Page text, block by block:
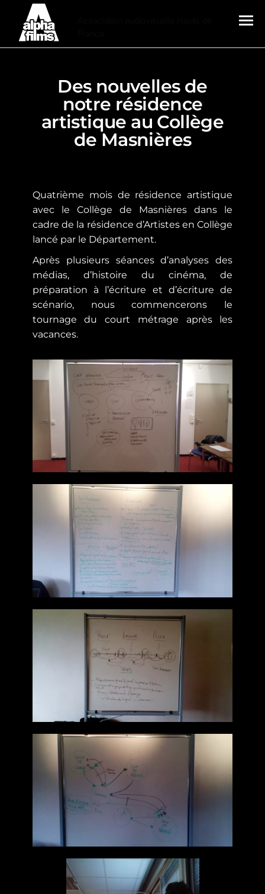
Des nouvelles de
notre résidence
artistique au Collège
de Masnières
Quatrième mois de résidence artistique
avec le Collège de Masnières dans le
cadre de la résidence d’Artistes en Collège
lancé par le Département.
Après plusieurs séances d’analyses des
médias, d’histoire du cinéma, de
préparation à l’écriture et d’écriture de
scénario, nous commencerons le
tournage du court métrage après les
vacances.